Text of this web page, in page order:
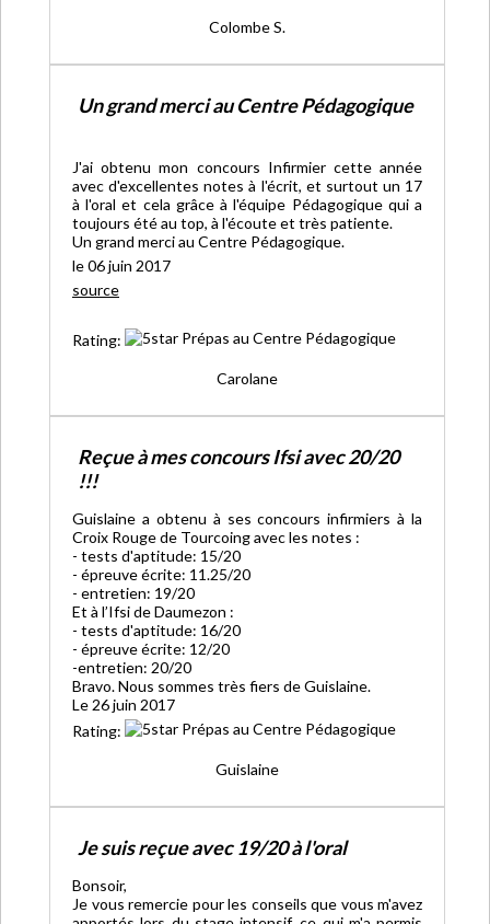
Colombe S.
Un grand merci au Centre Pédagogique
J'ai obtenu mon concours Infirmier cette année
avec d'excellentes notes à l'écrit, et surtout un 17
à l'oral et cela grâce à l'équipe Pédagogique qui a
toujours été au top, à l'écoute et très patiente.
Un grand merci au Centre Pédagogique.
le 06 juin 2017
source
Rating:
Carolane
Reçue à mes concours Ifsi avec 20/20
!!!
Guislaine a obtenu à ses concours infirmiers à la
Croix Rouge de Tourcoing avec les notes :
- tests d'aptitude: 15/20
- épreuve écrite: 11.25/20
- entretien: 19/20
Et à l’Ifsi de Daumezon :
- tests d'aptitude: 16/20
- épreuve écrite: 12/20
-entretien: 20/20
Bravo. Nous sommes très fiers de Guislaine.
Le 26 juin 2017
Rating:
Guislaine
Je suis reçue avec 19/20 à l'oral
Bonsoir,
Je vous remercie pour les conseils que vous m'avez